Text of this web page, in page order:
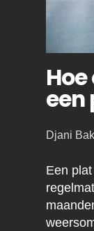
een
Posted
Djani
Een